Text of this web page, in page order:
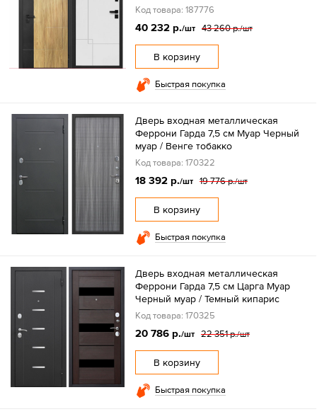
Код товара: 187776
40 232 р./шт 43 260 р./шт
В корзину
Быстрая покупка
Дверь входная металлическая
Феррони Гарда 7,5 см Муар Черный
муар / Венге тобакко
Код товара: 170322
18 392 р./шт 19 776 р./шт
В корзину
Быстрая покупка
Дверь входная металлическая
Феррони Гарда 7,5 см Царга Муар
Черный муар / Темный кипарис
Код товара: 170325
20 786 р./шт 22 351 р./шт
В корзину
Быстрая покупка